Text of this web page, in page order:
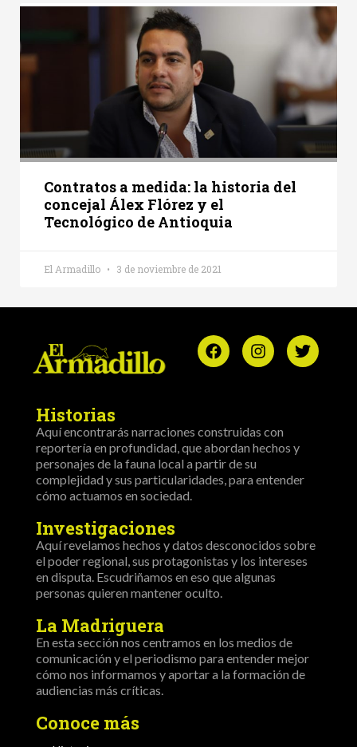
Contratos a medida: la historia del
concejal Álex Flórez y el
Tecnológico de Antioquia
El Armadillo 3 de noviembre de 2021
Historias
Aquí encontrarás narraciones construidas con
reportería en profundidad, que abordan hechos y
personajes de la fauna local a partir de su
complejidad y sus particularidades, para entender
cómo actuamos en sociedad.
Investigaciones
Aquí revelamos hechos y datos desconocidos sobre
el poder regional, sus protagonistas y los intereses
en disputa. Escudriñamos en eso que algunas
personas quieren mantener oculto.
La Madriguera
En esta sección nos centramos en los medios de
comunicación y el periodismo para entender mejor
cómo nos informamos y aportar a la formación de
audiencias más críticas.
Conoce más